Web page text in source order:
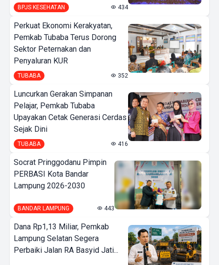
BPJS KESEHATAN 434
Perkuat Ekonomi Kerakyatan,
Pemkab Tubaba Terus Dorong
Sektor Peternakan dan
Penyaluran KUR
TUBABA 352
Luncurkan Gerakan Simpanan
Pelajar, Pemkab Tubaba
Upayakan Cetak Generasi Cerdas
Sejak Dini
TUBABA 416
Socrat Pringgodanu Pimpin
PERBASI Kota Bandar
Lampung 2026-2030
BANDAR LAMPUNG 443
Dana Rp1,13 Miliar, Pemkab
Lampung Selatan Segera
Perbaiki Jalan RA Basyid Jati...